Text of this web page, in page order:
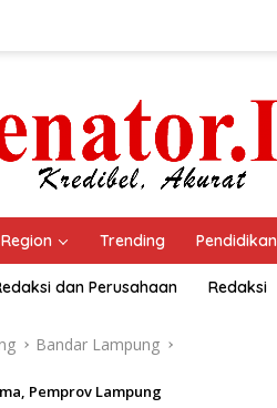
Region Trending Pendidikan
dan Perusahaan Redaksi
Bandar Lampung
, Pemprov Lampung